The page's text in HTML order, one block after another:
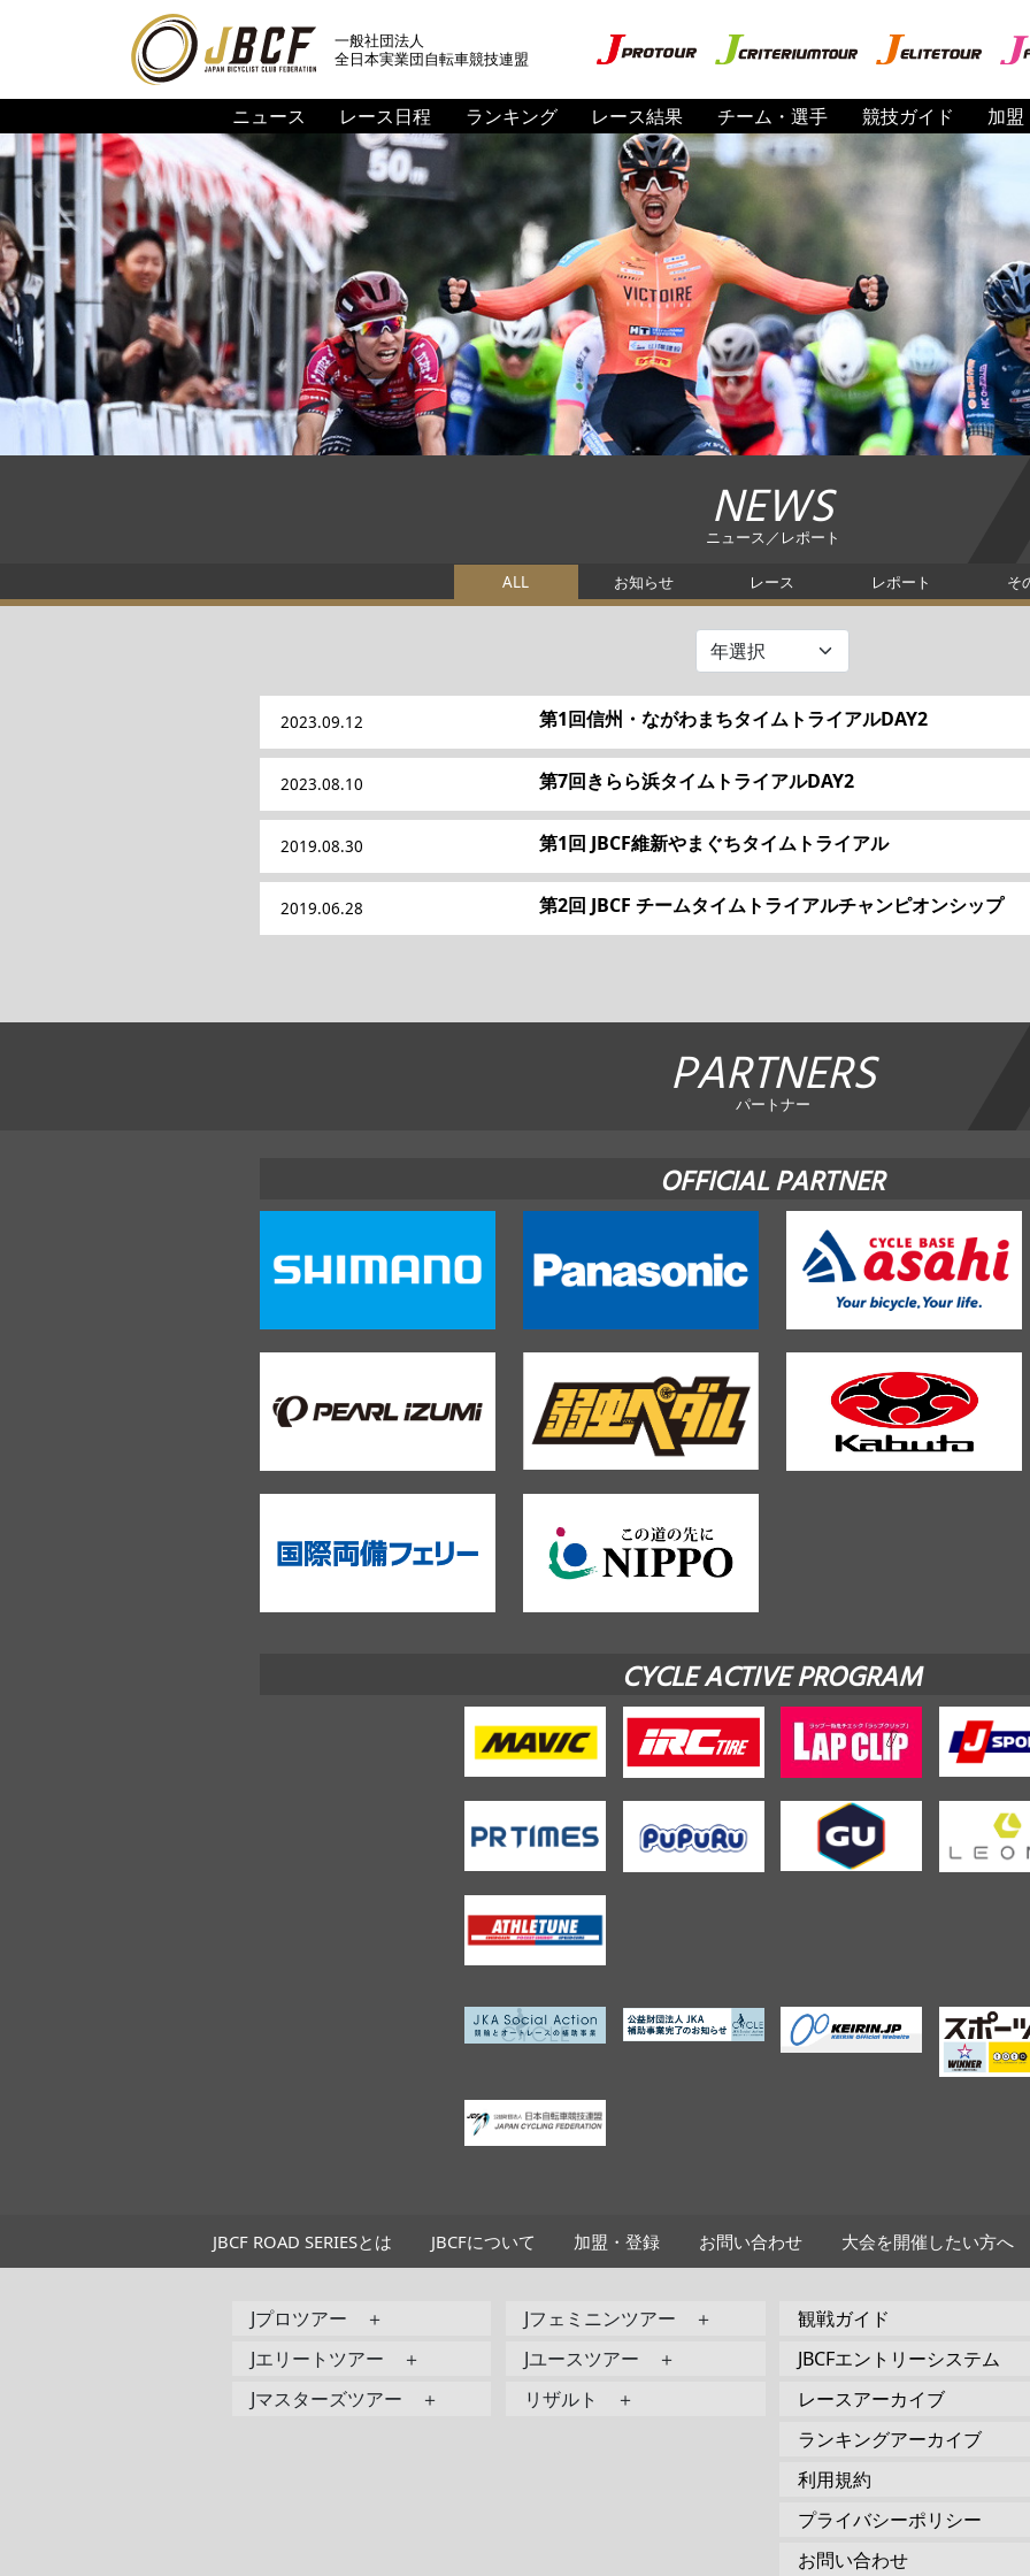
一般社団法人
全日本実業団自転車競技連盟
ニュース レース日程 ランキング レース結果 チーム・選手 競技ガイド 加盟
NEWS
ニュース／レポート
ALL お知らせ レース レポート そ
2023.09.12 第1回信州・ながわまちタイムトライアルDAY2
2023.08.10 第7回きらら浜タイムトライアルDAY2
2019.08.30 第1回 JBCF維新やまぐちタイムトライアル
2019.06.28 第2回 JBCF チームタイムトライアルチャンピオンシップ
PARTNERS
パートナー
OFFICIAL PARTNER
CYCLE ACTIVE PROGRAM
JBCF ROAD SERIESとは JBCFについて 加盟・登録 お問い合わせ 大会を開催したい方へ
Jプロツアー ＋
Jエリートツアー ＋
Jマスターズツアー ＋
Jフェミニンツアー ＋
Jユースツアー ＋
リザルト ＋
観戦ガイド
JBCFエントリーシステム
レースアーカイブ
ランキングアーカイブ
利用規約
プライバシーポリシー
お問い合わせ